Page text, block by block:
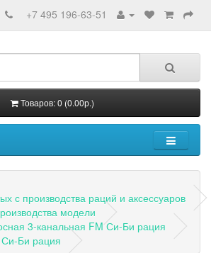
+7 495 196-63-51
Товаров: 0 (0.00р.)
с производства раций и аксессуаров
модели
3-канальная FM Си-Би рация
Би рация